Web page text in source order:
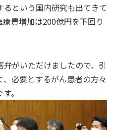
という国内研究も出てきて
費増加は200億円を下回り
がいただけましたので、引
必要とするがん患者の方々
。